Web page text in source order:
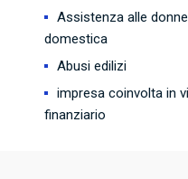
Assistenza alle
domestica
Abusi edilizi
impresa coinvolta in
finanziario